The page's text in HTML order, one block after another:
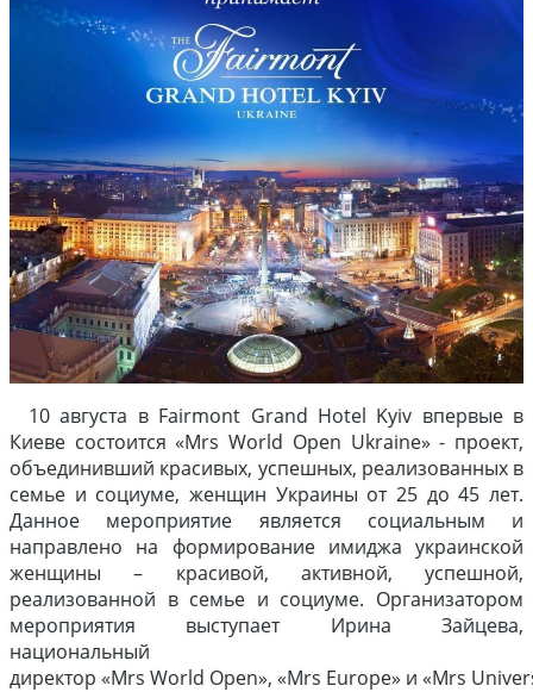
10 августа в Fairmont Grand Hotel Kyiv впервые в
Киеве состоится «Mrs World Open Ukraine» - проект,
объединивший красивых, успешных, реализованных в
семье и социуме, женщин Украины от 25 до 45 лет.
Данное мероприятие является социальным и
направлено на формирование имиджа украинской
женщины – красивой, активной, успешной,
реализованной в семье и социуме. Организатором
мероприятия выступает Ирина Зайцева,
национальный
директор «Mrs World Open», «Mrs Europe» и «Mrs